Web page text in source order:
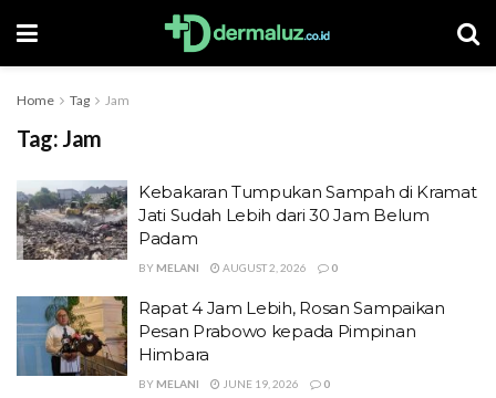
Home Tag Jam
Tag: Jam
Kebakaran Tumpukan Sampah di Kramat
Jati Sudah Lebih dari 30 Jam Belum
Padam
BY MELANI AUGUST 2, 2026 0
Rapat 4 Jam Lebih, Rosan Sampaikan
Pesan Prabowo kepada Pimpinan
Himbara
BY MELANI JUNE 19, 2026 0